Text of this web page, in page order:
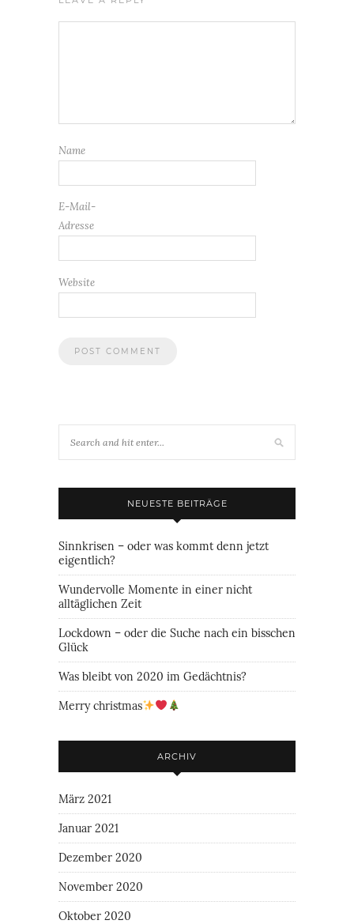
Name
E-Mail-
Adresse
Website
NEUESTE BEITRÄGE
Sinnkrisen – oder was kommt denn jetzt
eigentlich?
Wundervolle Momente in einer nicht
alltäglichen Zeit
Lockdown – oder die Suche nach ein bisschen
Glück
Was bleibt von 2020 im Gedächtnis?
Merry christmas
ARCHIV
März 2021
Januar 2021
Dezember 2020
November 2020
Oktober 2020